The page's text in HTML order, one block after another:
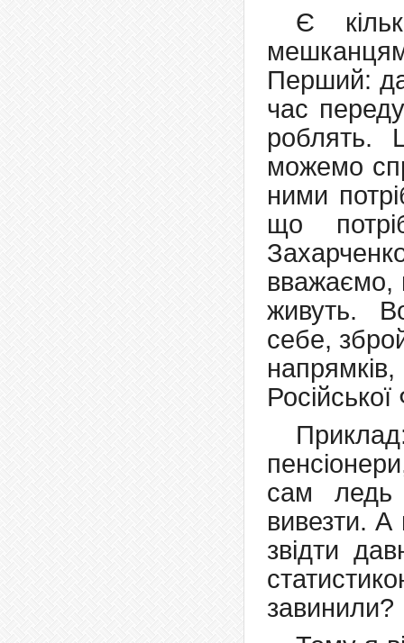
Є
Перший:
час
роблять.
можемо
ними
що
вважаємо,
живуть.
себе,
сам
вивезти. А
звідти
завинили?